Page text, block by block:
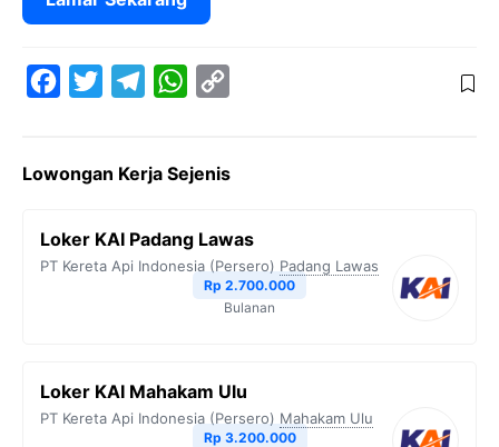
e
o
t
e
e
r
W
t
A
y
i
n
k
Lowongan Kerja Sejenis
Loker KAI Padang Lawas
PT Kereta Api Indonesia (Persero) Padang Lawas
Rp 2.700.000
Bulanan
Loker KAI Mahakam Ulu
PT Kereta Api Indonesia (Persero) Mahakam Ulu
Rp 3.200.000